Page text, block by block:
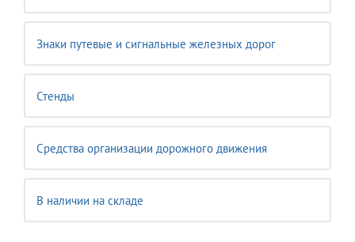
Знаки путевые и сигнальные железных дорог
Стенды
Средства организации дорожного движения
В наличии на складе